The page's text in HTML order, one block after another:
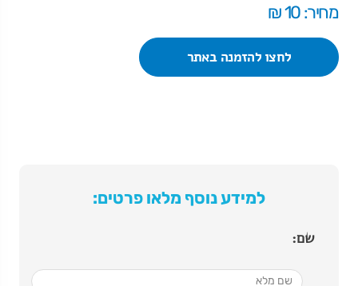
מחיר: 10 ₪
לחצו להזמנה באתר
למידע נוסף מלאו פרטים:
שם: